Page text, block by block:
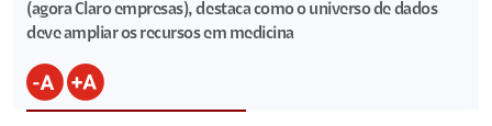
(agora Claro empresas), destaca como o universo de dados
deve ampliar os recursos em medicina